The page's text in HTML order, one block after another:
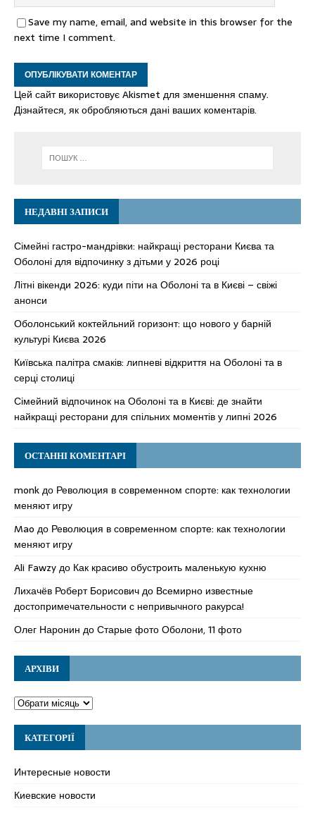
Save my name, email, and website in this browser for the
next time I comment.
Цей сайт використовує Akismet для зменшення спаму.
Дізнайтеся, як обробляються дані ваших коментарів.
НЕДАВНІ ЗАПИСИ
Сімейні гастро-мандрівки: найкращі ресторани Києва та
Оболоні для відпочинку з дітьми у 2026 році
Літні вікенди 2026: куди піти на Оболоні та в Києві – свіжі
анонси
Оболонський коктейльний горизонт: що нового у барній
культурі Києва 2026
Київська палітра смаків: липневі відкриття на Оболоні та в
серці столиці
Сімейний відпочинок на Оболоні та в Києві: де знайти
найкращі ресторани для спільних моментів у липні 2026
ОСТАННІ КОМЕНТАРІ
monkдо Революция в современном спорте: как технологии
меняют игру
Mao до Революция в современном спорте: как технологии
меняют игру
Ali Fawzyдо Как красиво обустроить маленькую кухню
Лихачёв Роберт Борисовичдо Всемирно известные
достопримечательности с непривычного ракурса!
Олег Наронин доСтарые фото Оболони, 11 фото
АРХІВИ
КАТЕГОРІЇ
Интересные новости
Киевские новости